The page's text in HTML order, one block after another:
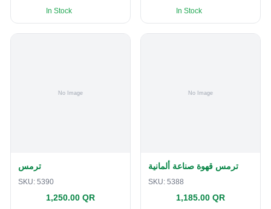
In Stock In Stock
ترمس
SKU: 5390
1,250.00 QR
ترمس قهوة صناعة ألمانية
SKU: 5388
1,185.00 QR